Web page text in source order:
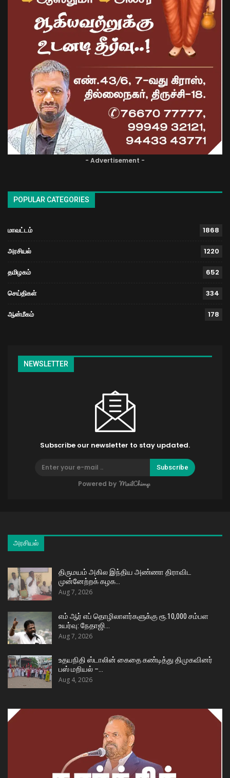
- Advertisement -
POPULAR CATEGORIES
மாவட்டம் 1868
அரசியல் 1220
தமிழகம் 652
செய்திகள் 334
ஆன்மீகம் 178
NEWSLETTER
Subscribe our newsletter to stay updated.
Subscribe
Powered by
அரசியல்
திருமயம் அகில இந்திய அண்ணா திராவிட
முன்னேற்றக் கழக…
Aug 7, 2026
எம் ஆர் எப் தொழிலாளர்களுக்கு ரூ.10,000 சம்பள
உயர்வு: நேதாஜி…
Aug 7, 2026
உதயநிதி ஸ்டாலின் கைதை கண்டித்து திமுகவினர்
பஸ் மறியல் –…
Aug 4, 2026